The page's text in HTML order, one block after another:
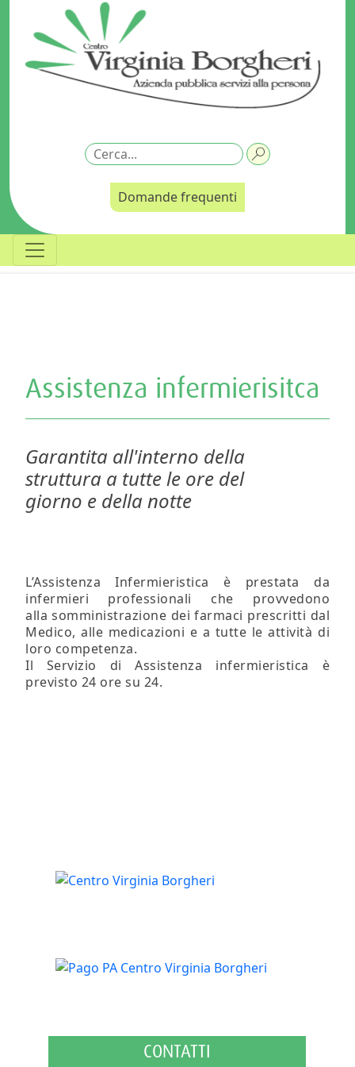
Domande frequenti
Assistenza infermierisitca
Garantita all'interno della
struttura a tutte le ore del
giorno e della notte
L’Assistenza Infermieristica è prestata da
infermieri professionali che provvedono
alla somministrazione dei farmaci prescritti dal
Medico, alle medicazioni e a tutte le attività di
loro competenza.
Il Servizio di Assistenza infermieristica è
previsto 24 ore su 24.
CONTATTI